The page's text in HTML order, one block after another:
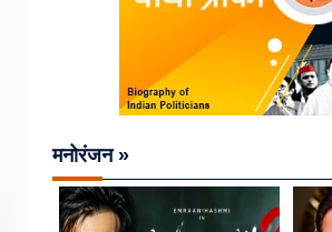
मनोरंजन »